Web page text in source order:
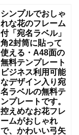
シンプルでおしゃ
れな花のフレーム
付「宛名ラベル」
角2封筒に貼って
使える・A48面の
無料テンプレート
ビジネス利用可能
なデザイン入り宛
名ラベルの無料テ
ンプレートです。
控えめなお花フレ
ームがおしゃれ
で、かわいい弓矢